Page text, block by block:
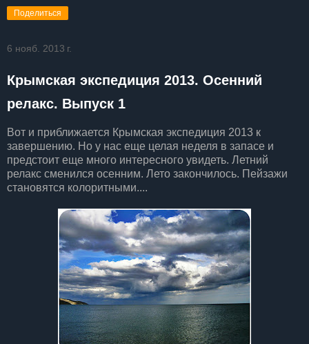
Поделиться
6 нояб. 2013 г.
Крымская экспедиция 2013. Осенний
релакс. Выпуск 1
Вот и приближается Крымская экспедиция 2013 к
завершению. Но у нас еще целая неделя в запасе и
предстоит еще много интересного увидеть. Летний
релакс сменился осенним. Лето закончилось. Пейзажи
становятся колоритными....